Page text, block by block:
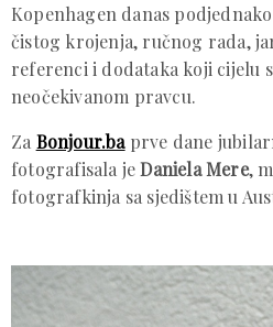
Kopenhagen danas
čistog krojenja, ručnog rada,
referenci i dodataka koji cijelu
neočekivanom pravcu.
Za Bonjour.baprve dane
fotografisala jeDaniela Mere,
fotografkinja sa sjedištem u